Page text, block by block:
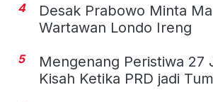
4
Desak Prabowo Minta
Wartawan Londo Ireng
5
Mengenang Peristiwa 27
Kisah Ketika PRD jadi